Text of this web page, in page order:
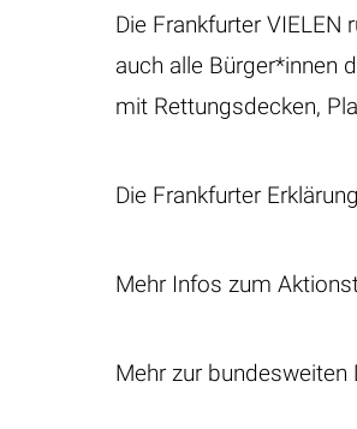
Die Frankfurter
auch alle Bürger*innen
mit Rettungsdecken,
Die Frankfurter
Mehr Infos zum
Mehr zur bundesweiten